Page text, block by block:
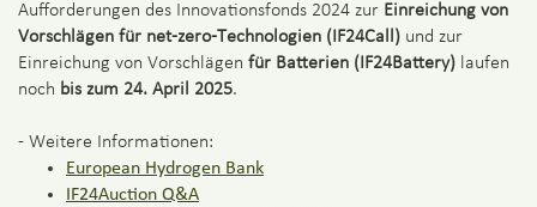
Aufforderungen des Innovationsfonds 2024 zur Einreichung von
Vorschlägen für net-zero-Technologien (IF24Call) und zur
Einreichung von Vorschlägen für Batterien (IF24Battery) laufen
noch bis zum 24. April 2025.
- Weitere Informationen:
European Hydrogen Bank
IF24Auction Q&A